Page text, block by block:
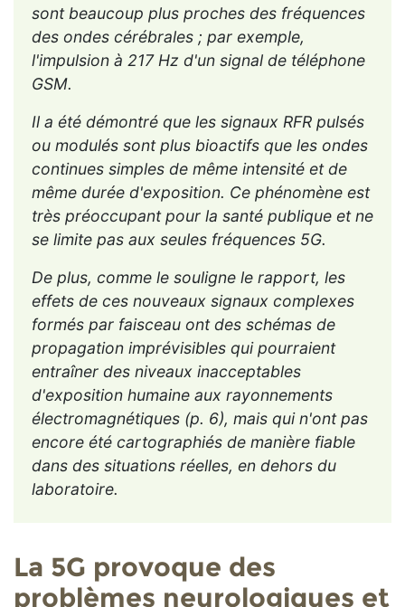
sont beaucoup plus proches des fréquences
des ondes cérébrales ; par exemple,
l'impulsion à 217 Hz d'un signal de téléphone
GSM.
Il a été démontré que les signaux RFR pulsés
ou modulés sont plus bioactifs que les ondes
continues simples de même intensité et de
même durée d'exposition. Ce phénomène est
très préoccupant pour la santé publique et ne
se limite pas aux seules fréquences 5G.
De plus, comme le souligne le rapport, les
effets de ces nouveaux signaux complexes
formés par faisceau ont des schémas de
propagation imprévisibles qui pourraient
entraîner des niveaux inacceptables
d'exposition humaine aux rayonnements
électromagnétiques (p. 6), mais qui n'ont pas
encore été cartographiés de manière fiable
dans des situations réelles, en dehors du
laboratoire.
La 5G provoque des
problèmes neurologiques et